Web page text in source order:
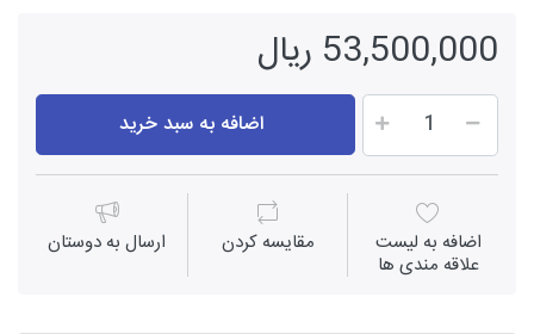
53,500,000 ریال
اضافه به سبد خرید
اضافه به لیست
علاقه مندی ها
مقايسه كردن ارسال به دوستان